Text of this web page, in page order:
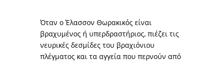
Όταν ο Έλασσον Θωρακικός είναι
βραχυμένος ή υπερδραστήριος, πιέζει τις
νευρικές δεσμίδες του βραχιόνιου
πλέγματος και τα αγγεία που περνούν από